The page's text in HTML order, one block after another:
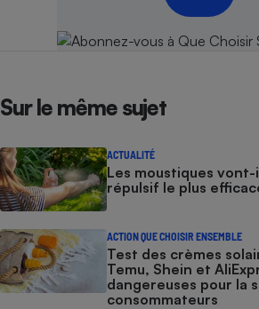
Sur le même sujet
ACTUALITÉ
Les moustiques vont-
répulsif le plus
ACTION QUE CHOISIR ENSEMBLE
Test des crèmes
Temu, Shein et
dangereuses pour la
consommateurs